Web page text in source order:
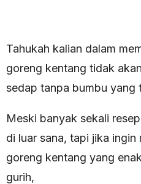
Tahukah kalian dalam
goreng kentang tidak
sedap tanpa bumbu yang
Meski banyak sekali
di luar sana, tapi jika ingin
goreng kentang yang
gurih,